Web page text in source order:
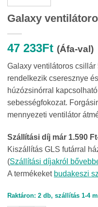
Galaxy
47 233Ft (Áfa-val)
Galaxy ventilátoros csillár
rendelkezik cseresznye
húzózsinórral
sebességfokozat.
mennyezeti ventilátor
Szállítási díj már 1.590
Kiszállítás GLS futárral
(Szállítási díjakról
A termékeket budakeszi
Raktáron: 2 db, szállítás 1-4